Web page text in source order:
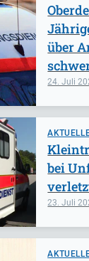
24. Juli
über
23. Juli
bei